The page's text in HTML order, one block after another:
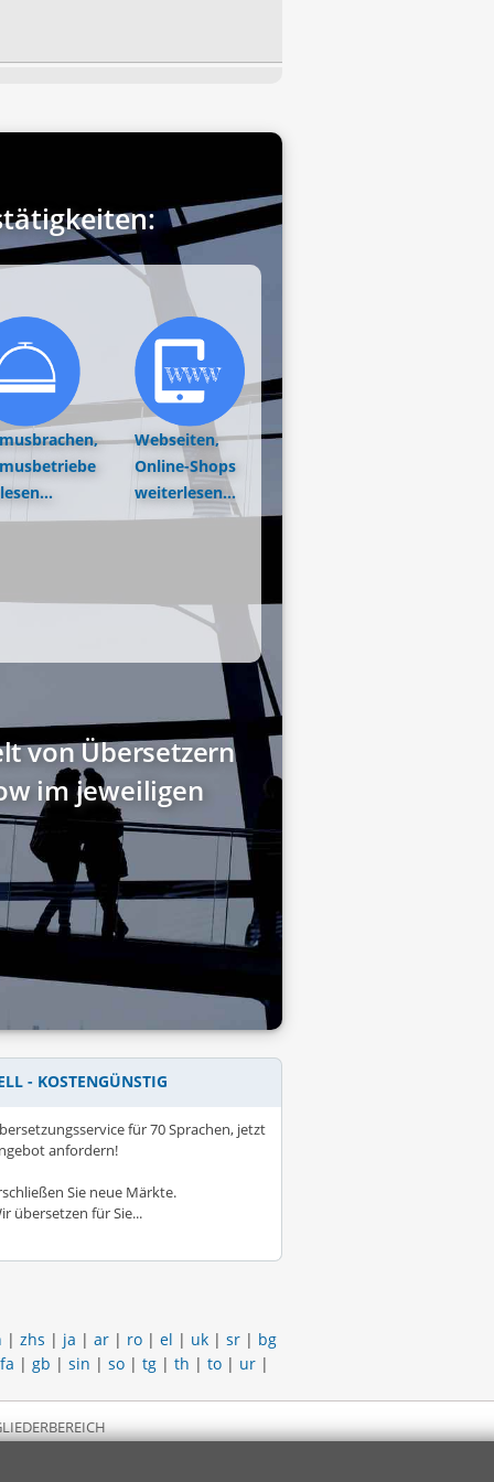
Webseiten,
Online-Shops
weiterlesen...
von Übersetzern
im jeweiligen
- KOSTENGÜNSTIG
für 70 Sprachen, jetzt
anfordern!
Sie neue Märkte.
übersetzen für Sie...
| zhs | ja | ar | ro | el | uk | sr | bg
fa | gb | sin | so | tg | th | to | ur |